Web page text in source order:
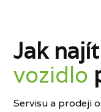
Jak
vozidlo
Servisu a prodeji